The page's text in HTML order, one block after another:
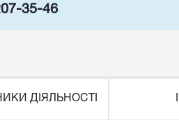
35-46
ДІЯЛЬНОСТІ